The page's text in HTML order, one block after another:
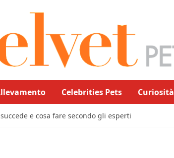
Celebrities Pets Curiosità
e cosa fare secondo gli esperti